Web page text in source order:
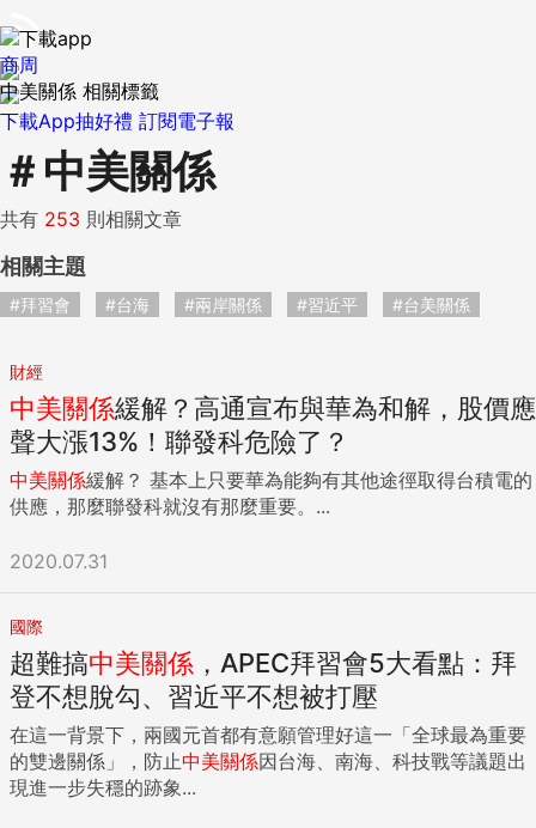
下載App抽好禮 訂閱電子報
商周
中美關係 相關標籤
＃ 中美關係
共有 253 則相關文章
相關主題
#拜習會 #台海 #兩岸關係 #習近平 #台美關係
財經
中美關係緩解？高通宣布與華為和解，股價應
聲大漲13%！聯發科危險了？
中美關係緩解？ 基本上只要華為能夠有其他途徑取得台積電的
供應，那麼聯發科就沒有那麼重要。...
2020.07.31
國際
超難搞中美關係 ，APEC拜習會5大看點：拜
登不想脫勾、習近平不想被打壓
在這一背景下，兩國元首都有意願管理好這一「全球最為重要
的雙邊關係」，防止中美關係因台海、南海、科技戰等議題出
現進一步失穩的跡象...